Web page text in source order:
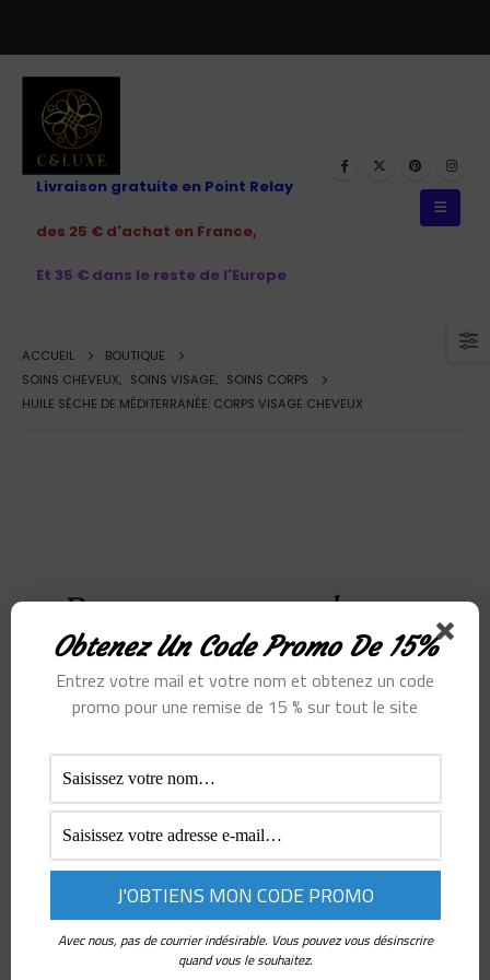
Livraison gratuite en Point Relay
des 25 € d'achat en France,
Et 35 € dans le reste de l'Europe
ACCUEIL
BOUTIQUE
SOINS CHEVEUX, SOINS VISAGE, SOINS CORPS
HUILE SÈCHE DE MÉDITERRANÉE: CORPS VISAGE CHEVEUX
De grandes
choses se
profilent à
Quelque chose d’énorme se prépare ! Notre boutique est en
chantier et sera bientôt lancée !
Obtenez Un Code Promo De 15%
Entrez votre mail et votre nom et obtenez un code
promo pour une remise de 15 % sur tout le site
Avec nous, pas de courrier indésirable. Vous pouvez vous désinscrire
quand vous le souhaitez.